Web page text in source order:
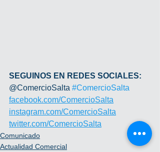
SEGUINOS EN REDES SOCIALES:
@ComercioSalta #ComercioSalta
facebook.com/ComercioSalta
instagram.com/ComercioSalta
twitter.com/ComercioSalta
Comunicado
Actualidad Comercial